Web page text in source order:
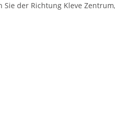
der Richtung Kleve